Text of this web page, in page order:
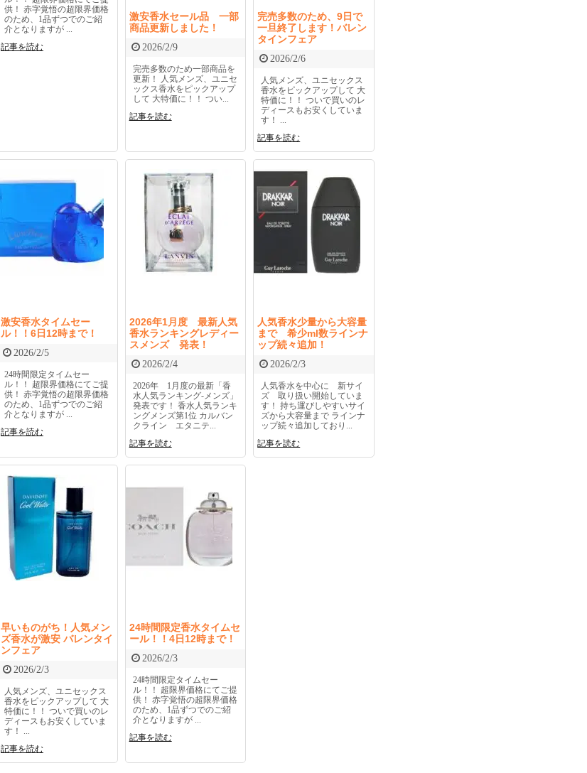
供！ 赤字覚悟の超限界価格
のため、1品ずつでのご紹
介となりますが ...
記事を読む
激安香水セール品 一部
商品更新しました！
2026/2/9
完売多数のため一部商品を
更新！ 人気メンズ、ユニセ
ックス香水をピックアップ
して 大特価に！！ つい...
記事を読む
完売多数のため、9日で
一旦終了します！バレン
タインフェア
2026/2/6
人気メンズ、ユニセックス
香水をピックアップして 大
特価に！！ ついで買いのレ
ディースもお安くしていま
す！ ...
記事を読む
激安香水タイムセー
ル！！6日12時まで！
2026/2/5
24時間限定タイムセー
ル！！ 超限界価格にてご提
供！ 赤字覚悟の超限界価格
のため、1品ずつでのご紹
介となりますが ...
記事を読む
2026年1月度 最新人気
香水ランキングレディー
スメンズ 発表！
2026/2/4
2026年 1月度の最新「香
水人気ランキング-メンズ」
発表です！ 香水人気ランキ
ングメンズ第1位 カルバン
クライン エタニテ...
記事を読む
人気香水少量から大容量
まで 希少ml数ラインナ
ップ続々追加！
2026/2/3
人気香水を中心に 新サイ
ズ 取り扱い開始していま
す！ 持ち運びしやすいサイ
ズから大容量まで ラインナ
ップ続々追加しており...
記事を読む
早いものがち！人気メン
ズ香水が激安 バレンタイ
ンフェア
2026/2/3
人気メンズ、ユニセックス
香水をピックアップして 大
特価に！！ ついで買いのレ
ディースもお安くしていま
す！ ...
記事を読む
24時間限定香水タイムセ
ール！！4日12時まで！
2026/2/3
24時間限定タイムセー
ル！！ 超限界価格にてご提
供！ 赤字覚悟の超限界価格
のため、1品ずつでのご紹
介となりますが ...
記事を読む